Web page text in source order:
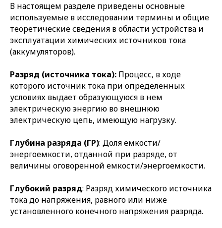
В настоящем разделе приведены основные
используемые в исследовании термины и общие
теоретические сведения в области устройства и
эксплуатации химических источников тока
(аккумуляторов).
Разряд (источника тока): Процесс, в ходе
которого источник тока при определенных
условиях выдает образующуюся в нем
электрическую энергию во внешнюю
электрическую цепь, имеющую нагрузку.
Глубина разряда (ГР): Доля емкости/
энергоемкости, отданной при разряде, от
величины оговоренной емкости/энергоемкости.
Глубокий разряд: Разряд химического источника
тока до напряжения, равного или ниже
установленного конечного напряжения разряда.